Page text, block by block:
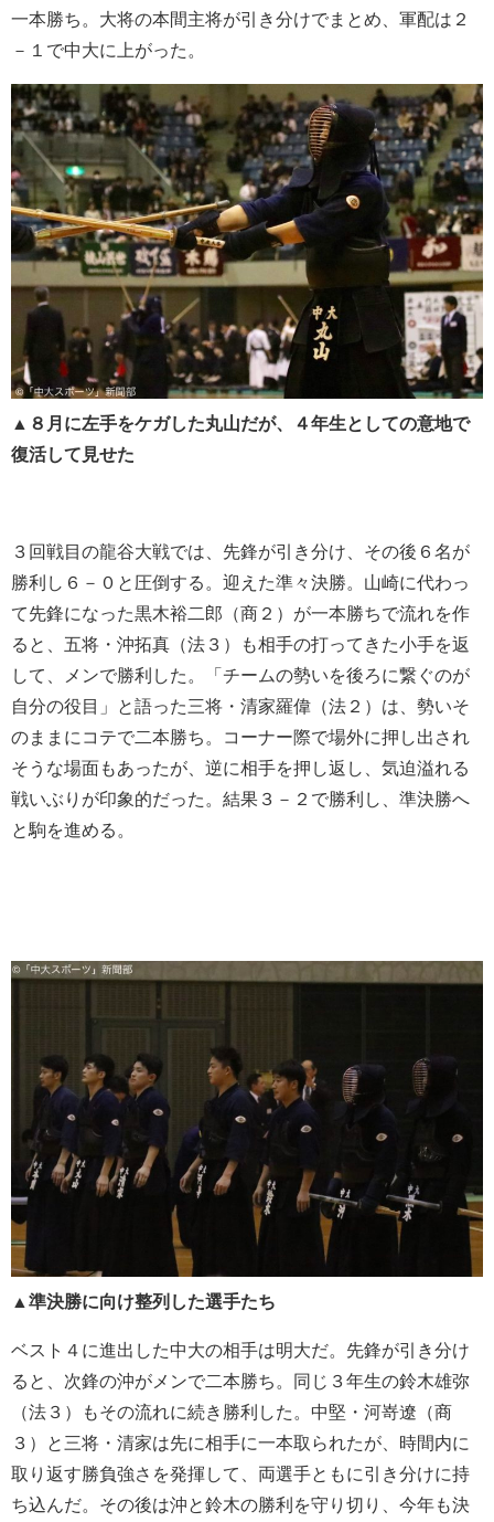
一本勝ち。大将の本間主将が引き分けでまとめ、軍配は２
－１で中大に上がった。
▲８月に左手をケガした丸山だが、４年生としての意地で
復活して見せた
３回戦目の龍谷大戦では、先鋒が引き分け、その後６名が
勝利し６－０と圧倒する。迎えた準々決勝。山崎に代わっ
て先鋒になった黒木裕二郎（商２）が一本勝ちで流れを作
ると、五将・沖拓真（法３）も相手の打ってきた小手を返
して、メンで勝利した。「チームの勢いを後ろに繋ぐのが
自分の役目」と語った三将・清家羅偉（法２）は、勢いそ
のままにコテで二本勝ち。コーナー際で場外に押し出され
そうな場面もあったが、逆に相手を押し返し、気迫溢れる
戦いぶりが印象的だった。結果３－２で勝利し、準決勝へ
と駒を進める。
▲準決勝に向け整列した選手たち
ベスト４に進出した中大の相手は明大だ。先鋒が引き分け
ると、次鋒の沖がメンで二本勝ち。同じ３年生の鈴木雄弥
（法３）もその流れに続き勝利した。中堅・河嵜遼（商
３）と三将・清家は先に相手に一本取られたが、時間内に
取り返す勝負強さを発揮して、両選手ともに引き分けに持
ち込んだ。その後は沖と鈴木の勝利を守り切り、今年も決